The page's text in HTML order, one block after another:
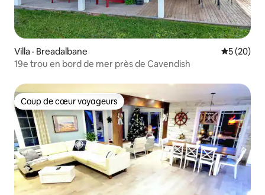
Villa · Breadalbane Note
5 (20)
19e trou en bord de mer près de Cavendish
Coup de cœur voyageurs
Coup de cœur voyageurs